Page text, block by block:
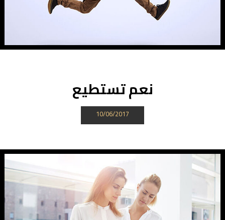
نعم تستطيع
10/06/2017